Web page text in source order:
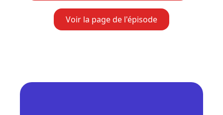
Voir la page de l'épisode